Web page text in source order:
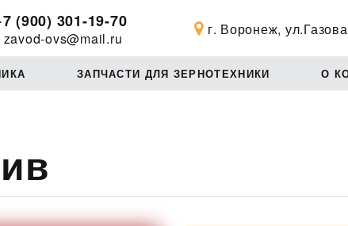
(900) 301-19-70
zavod-ovs@mail.ru
г. Воронеж,
ЗАПЧАСТИ ДЛЯ ЗЕРНОТЕХНИКИ О